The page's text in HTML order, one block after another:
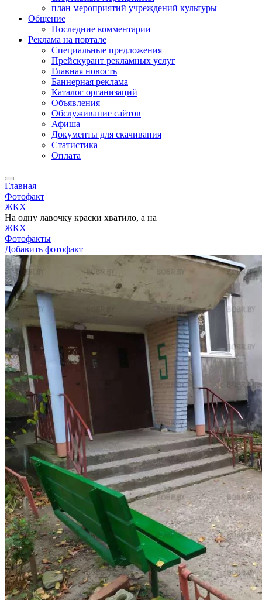
план мероприятий учреждений культуры
Общение
Последние комментарии
Реклама на портале
Специальные предложения
Прейскурант рекламных услуг
Главная новость
Баннерная реклама
Каталог организаций
Объявления
Обслуживание сайтов
Афиша
Документы для скачивания
Статистика
Оплата
Главная
Фотофакт
ЖКХ
На одну лавочку краски хватило, а на
ЖКХ
Фотофакты
Добавить фотофакт